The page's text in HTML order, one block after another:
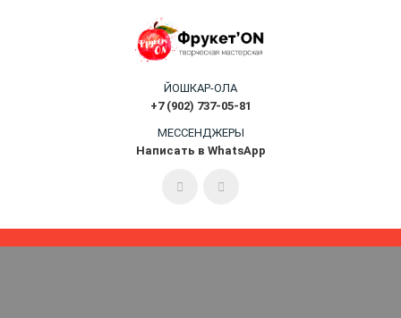
ЙОШКАР-ОЛА
+7 (902) 737-05-81
МЕССЕНДЖЕРЫ
Написать в WhatsApp